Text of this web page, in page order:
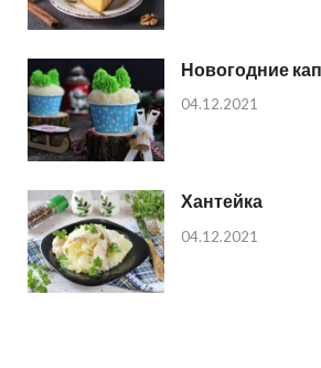
Новогодние
04.12.2021
Хантейка
04.12.2021